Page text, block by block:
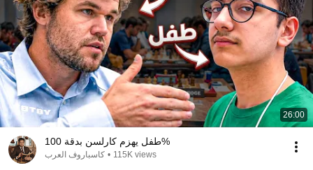
26:00
طفل يهزم كارلسن بدقة 100%
كاسباروف العرب • 115K views